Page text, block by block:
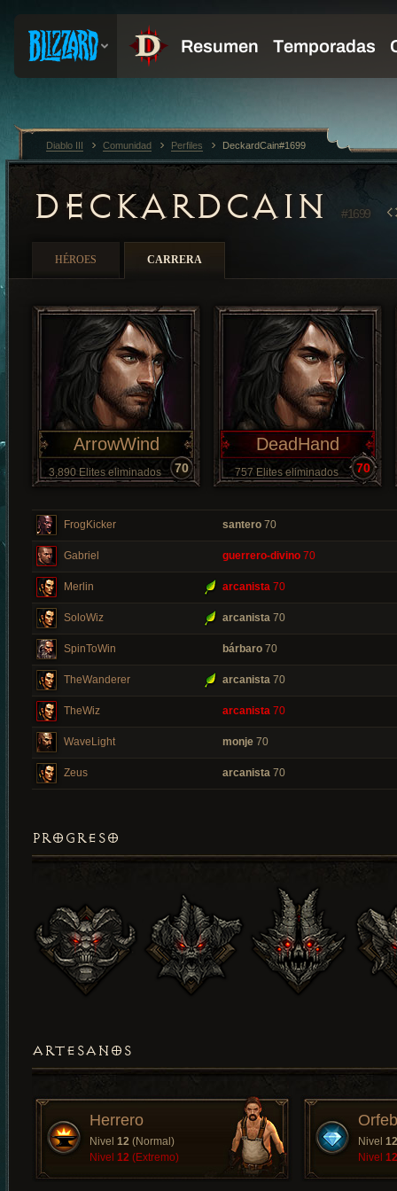
DECKARDCAIN #1699
HÉROES CARRERA
ArrowWind
3,890 Elites eliminados 70
DeadHand
757 Elites eliminados 70
FrogKicker santero 70
Gabriel guerrero-divino 70
Merlin arcanista 70
SoloWiz arcanista 70
SpinToWin bárbaro 70
TheWanderer arcanista 70
TheWiz arcanista 70
WaveLight monje 70
Zeus arcanista 70
PROGRESO
ARTESANOS
Herrero
Nivel 12 (Normal)
Nivel 12 (Extremo)
Nivel 12
Nivel 12
Diablo III Comunidad Perfiles DeckardCain#1699